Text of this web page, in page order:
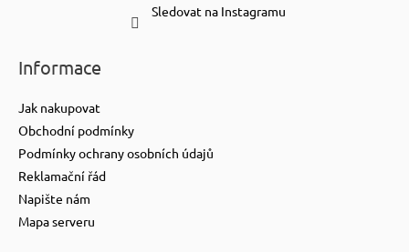
Sledovat na Instagramu
Informace
Jak nakupovat
Obchodní podmínky
Podmínky ochrany osobních údajů
Reklamační řád
Napište nám
Mapa serveru